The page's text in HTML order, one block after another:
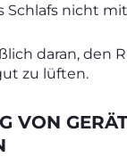
Schlafs nicht
daran, den
zu lüften.
VON